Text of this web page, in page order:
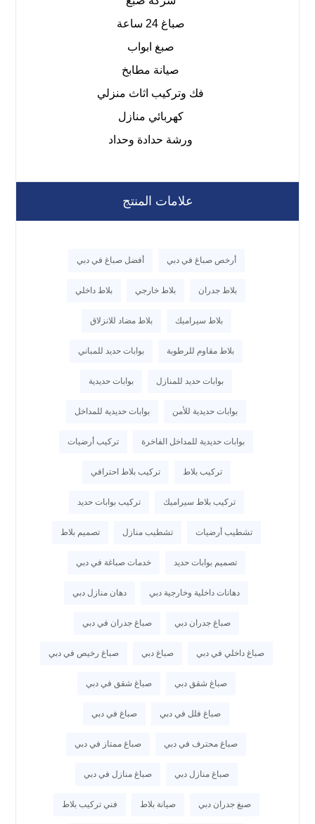
صباغ 24 ساعة
صبغ ابواب
صيانة مطابخ
فك وتركيب اثاث منزلي
كهربائي منازل
ورشة حدادة وحداد
علامات المنتج
أرخص صباغ في دبي أفضل صباغ في دبي
بلاط جدران بلاط خارجي بلاط داخلي
بلاط سيراميك بلاط مضاد للانزلاق
بلاط مقاوم للرطوبة بوابات حديد للمباني
بوابات حديد للمنازل بوابات حديدية
بوابات حديدية للأمن بوابات حديدية للمداخل
بوابات حديدية للمداخل الفاخرة تركيب أرضيات
تركيب بلاط تركيب بلاط احترافي
تركيب بلاط سيراميك تركيب بوابات حديد
تشطيب أرضيات تشطيب منازل تصميم بلاط
تصميم بوابات حديد خدمات صباغة في دبي
دهانات داخلية وخارجية دبي دهان منازل دبي
صباغ جدران دبي صباغ جدران في دبي
صباغ داخلي في دبي صباغ دبي صباغ رخيص في دبي
صباغ شقق دبي صباغ شقق في دبي
صباغ فلل في دبي صباغ في دبي
صباغ محترف في دبي صباغ ممتاز في دبي
صباغ منازل دبي صباغ منازل في دبي
صبغ جدران دبي صيانة بلاط فني تركيب بلاط